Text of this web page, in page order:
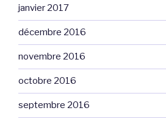
janvier 2017
décembre 2016
novembre 2016
octobre 2016
septembre 2016